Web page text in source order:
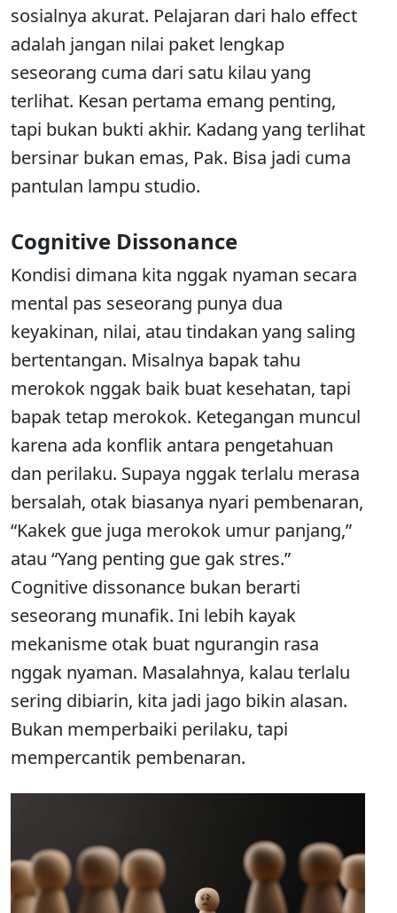
sosialnya akurat. Pelajaran dari halo effect
adalah jangan nilai paket lengkap
seseorang cuma dari satu kilau yang
terlihat. Kesan pertama emang penting,
tapi bukan bukti akhir. Kadang yang terlihat
bersinar bukan emas, Pak. Bisa jadi cuma
pantulan lampu studio.
Cognitive Dissonance
Kondisi dimana kita nggak nyaman secara
mental pas seseorang punya dua
keyakinan, nilai, atau tindakan yang saling
bertentangan. Misalnya bapak tahu
merokok nggak baik buat kesehatan, tapi
bapak tetap merokok. Ketegangan muncul
karena ada konflik antara pengetahuan
dan perilaku. Supaya nggak terlalu merasa
bersalah, otak biasanya nyari pembenaran,
“Kakek gue juga merokok umur panjang,”
atau “Yang penting gue gak stres.”
Cognitive dissonance bukan berarti
seseorang munafik. Ini lebih kayak
mekanisme otak buat ngurangin rasa
nggak nyaman. Masalahnya, kalau terlalu
sering dibiarin, kita jadi jago bikin alasan.
Bukan memperbaiki perilaku, tapi
mempercantik pembenaran.